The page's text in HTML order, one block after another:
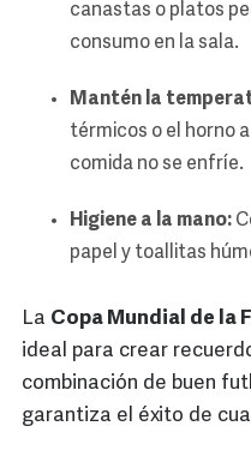
canastas o platos
consumo en la sala.
Mantén la
térmicos o el horno
comida no se enfríe.
Higiene a la mano:
papel y toallitas
La Copa Mundial de la
ideal para crear
combinación de buen
garantiza el éxito de